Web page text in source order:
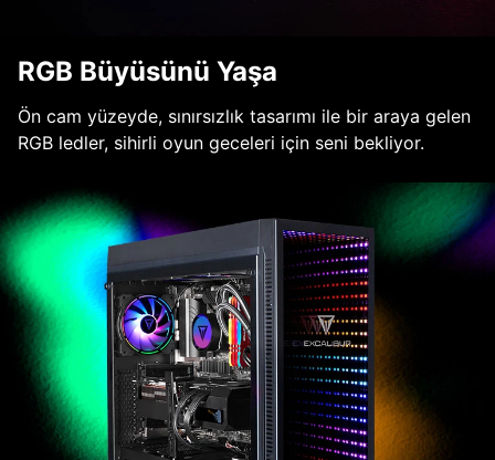
RGB Büyüsünü Yaşa
Ön cam yüzeyde, sınırsızlık tasarımı ile bir araya gelen
RGB ledler, sihirli oyun geceleri için seni bekliyor.